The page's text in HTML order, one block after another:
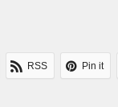
RSS Pin it